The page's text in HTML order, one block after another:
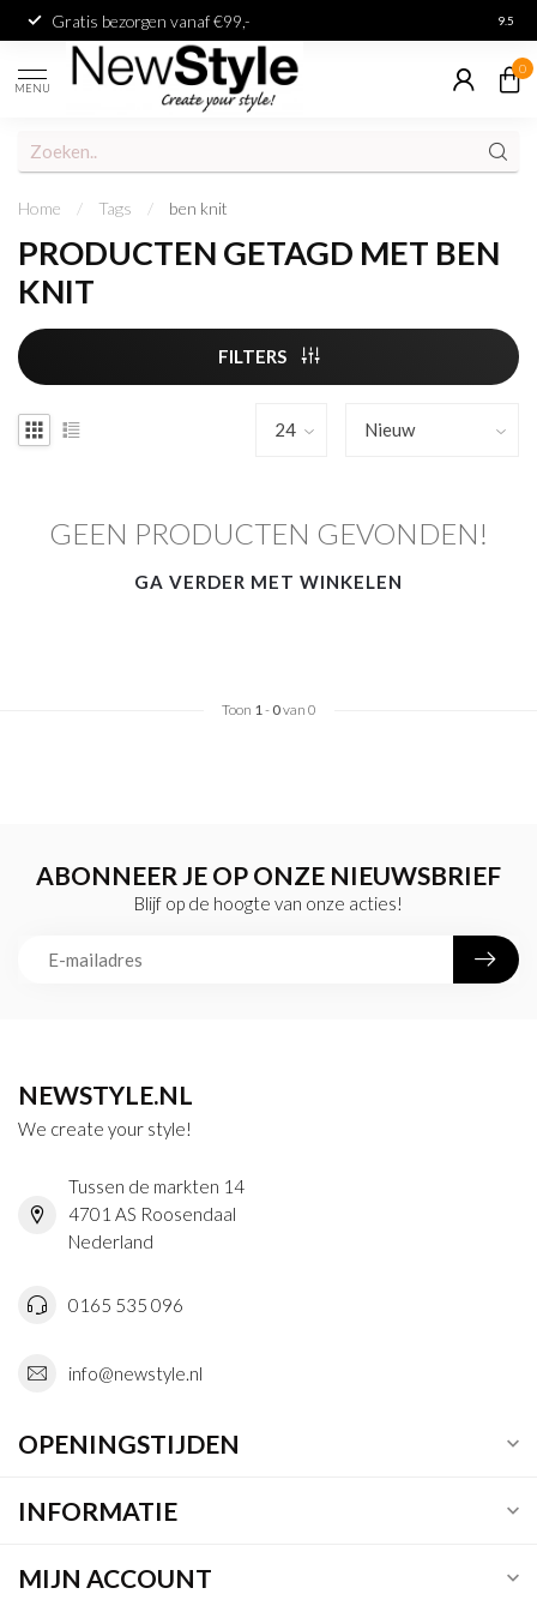
Gratis bezorgen vanaf €99,- 9.5
MENU
0
Home / Tags / ben knit
PRODUCTEN GETAGD MET BEN
KNIT
FILTERS
GEEN PRODUCTEN GEVONDEN!
GA VERDER MET WINKELEN
Toon 1- 0van 0
ABONNEER JE OP ONZE NIEUWSBRIEF
Blijf op de hoogte van onze acties!
NEWSTYLE.NL
We create your style!
Tussen de markten 14
4701 AS Roosendaal
Nederland
0165 535 096
info@newstyle.nl
OPENINGSTIJDEN
INFORMATIE
MIJN ACCOUNT